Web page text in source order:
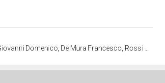
Mariano - manifattura torinese (ultimo quarto sec. XVIII)